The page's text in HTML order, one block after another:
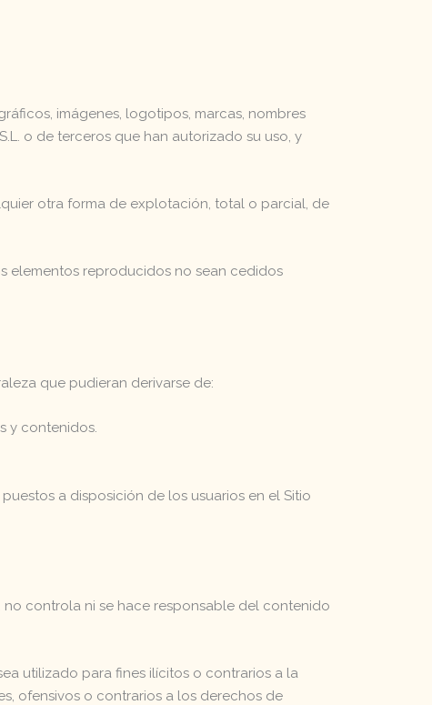
imágenes, logotipos, marcas, nombres
o de terceros que han autorizado su uso, y
otra forma de explotación, total o parcial, de
elementos reproducidos no sean cedidos
que pudieran derivarse de:
y contenidos.
a disposición de los usuarios en el Sitio
no controla ni se hace responsable del contenido
utilizado para fines ilícitos o contrarios a la
ofensivos o contrarios a los derechos de